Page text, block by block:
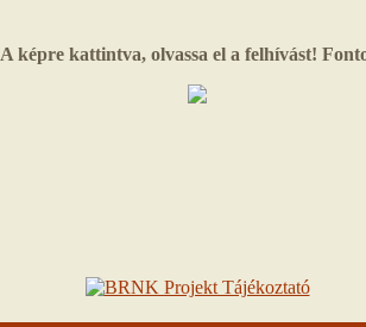
A képre kattintva, olvassa el a felhívást!